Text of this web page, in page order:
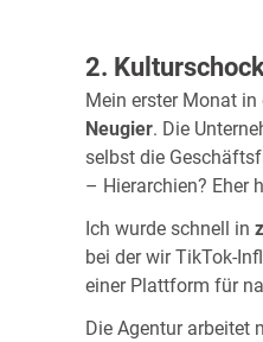
2.
Mein erster Monat
Neugier. Die
selbst die
– Hierarchien? Eher
Ich wurde schnell in
bei der wir TikTok-
einer Plattform für
Die Agentur arbeitet